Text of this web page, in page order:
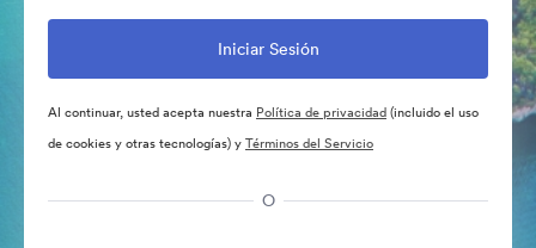
Al continuar, usted acepta nuestra Política de privacidad(incluido el uso
de cookies y otras tecnologías) yTérminos del Servicio
O